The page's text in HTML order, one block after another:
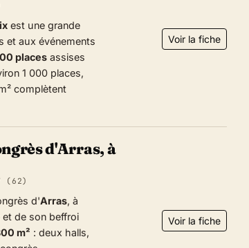
est une grande
et aux événements
places assises
1 000 places,
complètent
Voir la fiche
d'Arras, à
(62)
d'Arras, à
de son beffroi
m² : deux halls,
Voir la fiche